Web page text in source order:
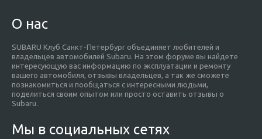
О нас
SUBARU Клуб Санкт-Петербург объединяет любителей и
владельцев автомобилей Subaru. На этом форуме вы найдете
интересующую вас информацию по эксплуатации и ремонту
вашего автомобиля, отзывы владельцев, а так же сможете
познакомиться и пообщаться с интересными людьми,
поделиться своим опытом или просто оставить отзывы о
Subaru.
Мы в социальных сетях